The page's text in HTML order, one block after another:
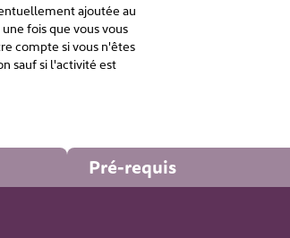
ajoutée au
fois que vous vous
compte si vous n'êtes
sauf si l'activité est
Pré-requis